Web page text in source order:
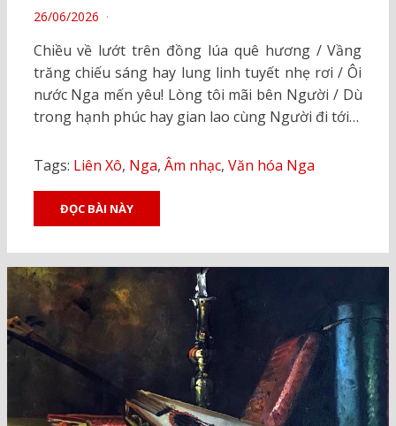
POSTED
26/06/2026
Chiều về lướt trên đồng lúa quê hương / Vầng
trăng chiếu sáng hay lung linh tuyết nhẹ rơi / Ôi
nước Nga mến yêu! Lòng tôi mãi bên Người / Dù
trong hạnh phúc hay gian lao cùng Người đi tới…
Tags: Liên Xô, Nga, Âm nhạc, Văn hóa Nga
ĐỌC BÀI NÀY